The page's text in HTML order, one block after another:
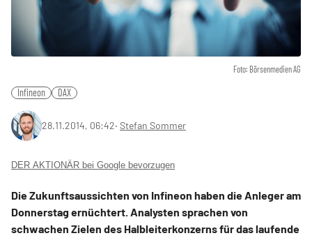
Foto: Börsenmedien AG
Infineon DAX
28.11.2014, 06:42‧ Stefan Sommer
DER AKTIONÄR bei Google bevorzugen
Die Zukunftsaussichten von Infineon haben die Anleger am
Donnerstag ernüchtert. Analysten sprachen von
schwachen Zielen des Halbleiterkonzerns für das laufende